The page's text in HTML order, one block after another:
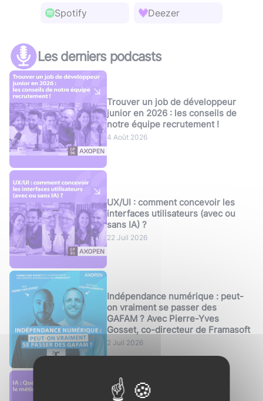
Spotify Deezer
Les derniers podcasts
Trouver un job de développeur
junior en 2026 : les conseils de
notre équipe recrutement !
4 Août 2026
UX/UI : comment concevoir les
interfaces utilisateurs (avec ou
sans IA) ?
22 Juil 2026
Indépendance numérique : peut-
on vraiment se passer des
GAFAM ? Avec Pierre-Yves
Gosset, co-directeur de Framasoft
2 Juil 2026